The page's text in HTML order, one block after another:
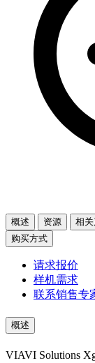
概述 资源
相
购买方式
请求报价
样机需求
联系销售专
概述
VIAVI Solutions